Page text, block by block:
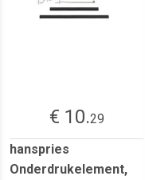
€ 10.29
hanspries
Onderdrukelement,